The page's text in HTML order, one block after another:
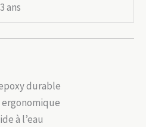
3 ans
durable
à l’eau